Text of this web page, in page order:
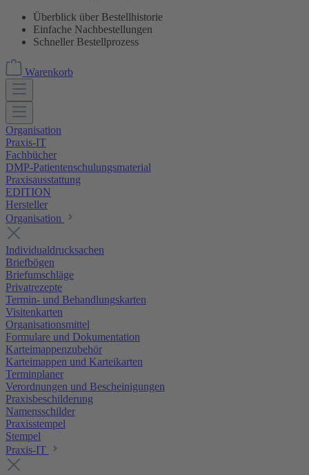
Überblick über Bestellhistorie
Einfache Nachbestellungen
Schneller Bestellprozess
Warenkorb
Organisation
Praxis-IT
Fachbücher
DMP-Patientenschulungsmaterial
Praxisausstattung
EDITION
Hersteller
Organisation
Individualdrucksachen
Briefbögen
Briefumschläge
Privatrezepte
Termin- und Behandlungskarten
Visitenkarten
Organisationsmittel
Formulare und Dokumentation
Karteimappenzubehör
Karteimappen und Karteikarten
Terminplaner
Verordnungen und Bescheinigungen
Praxisbeschilderung
Namensschilder
Praxisstempel
Stempel
Praxis-IT